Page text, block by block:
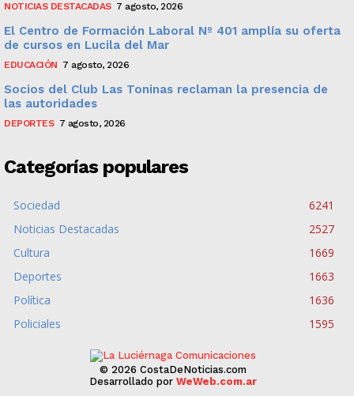
NOTICIAS DESTACADAS 7 agosto, 2026
El Centro de Formación Laboral Nº 401 amplía su oferta
de cursos en Lucila del Mar
EDUCACIÓN 7 agosto, 2026
Socios del Club Las Toninas reclaman la presencia de
las autoridades
DEPORTES 7 agosto, 2026
Categorías populares
Sociedad
6241
Noticias Destacadas
2527
Cultura
1669
Deportes
1663
Política
1636
Policiales
1595
© 2026 CostaDeNoticias.com
Desarrollado por WeWeb.com.ar